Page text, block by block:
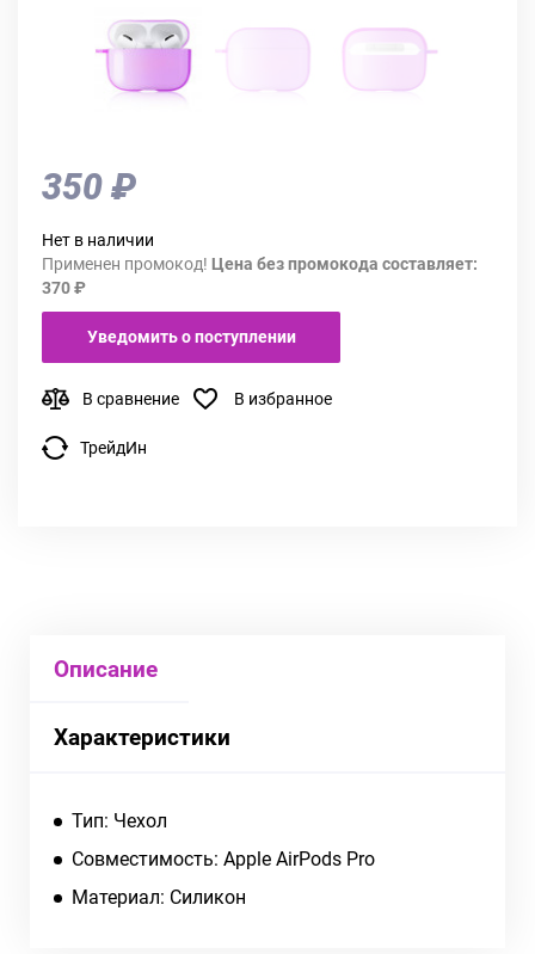
350 ₽
Нет в наличии
Применен промокод! Цена без промокода составляет:
370 ₽
Уведомить о поступлении
В сравнение В избранное
ТрейдИн
Описание
Характеристики
Тип: Чехол
Совместимость: Apple AirPods Pro
Материал: Силикон